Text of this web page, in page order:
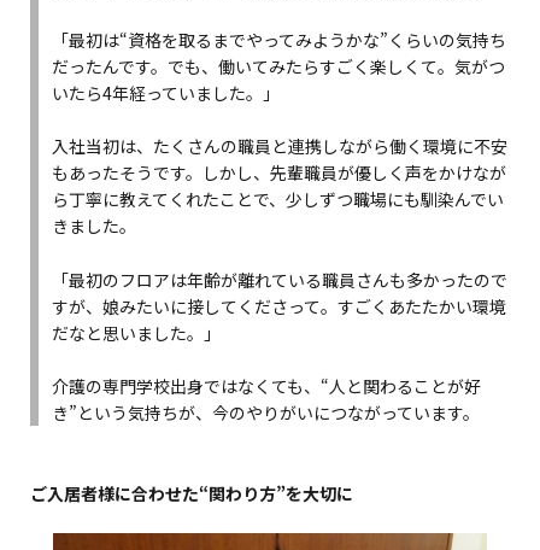
「最初は“資格を取るまでやってみようかな”くらいの気持ち
だったんです。でも、働いてみたらすごく楽しくて。気がつ
いたら4年経っていました。」
入社当初は、たくさんの職員と連携しながら働く環境に不安
もあったそうです。しかし、先輩職員が優しく声をかけなが
ら丁寧に教えてくれたことで、少しずつ職場にも馴染んでい
きました。
「最初のフロアは年齢が離れている職員さんも多かったので
すが、娘みたいに接してくださって。すごくあたたかい環境
だなと思いました。」
介護の専門学校出身ではなくても、“人と関わることが好
き”という気持ちが、今のやりがいにつながっています。
ご入居者様に合わせた“関わり方”を大切に